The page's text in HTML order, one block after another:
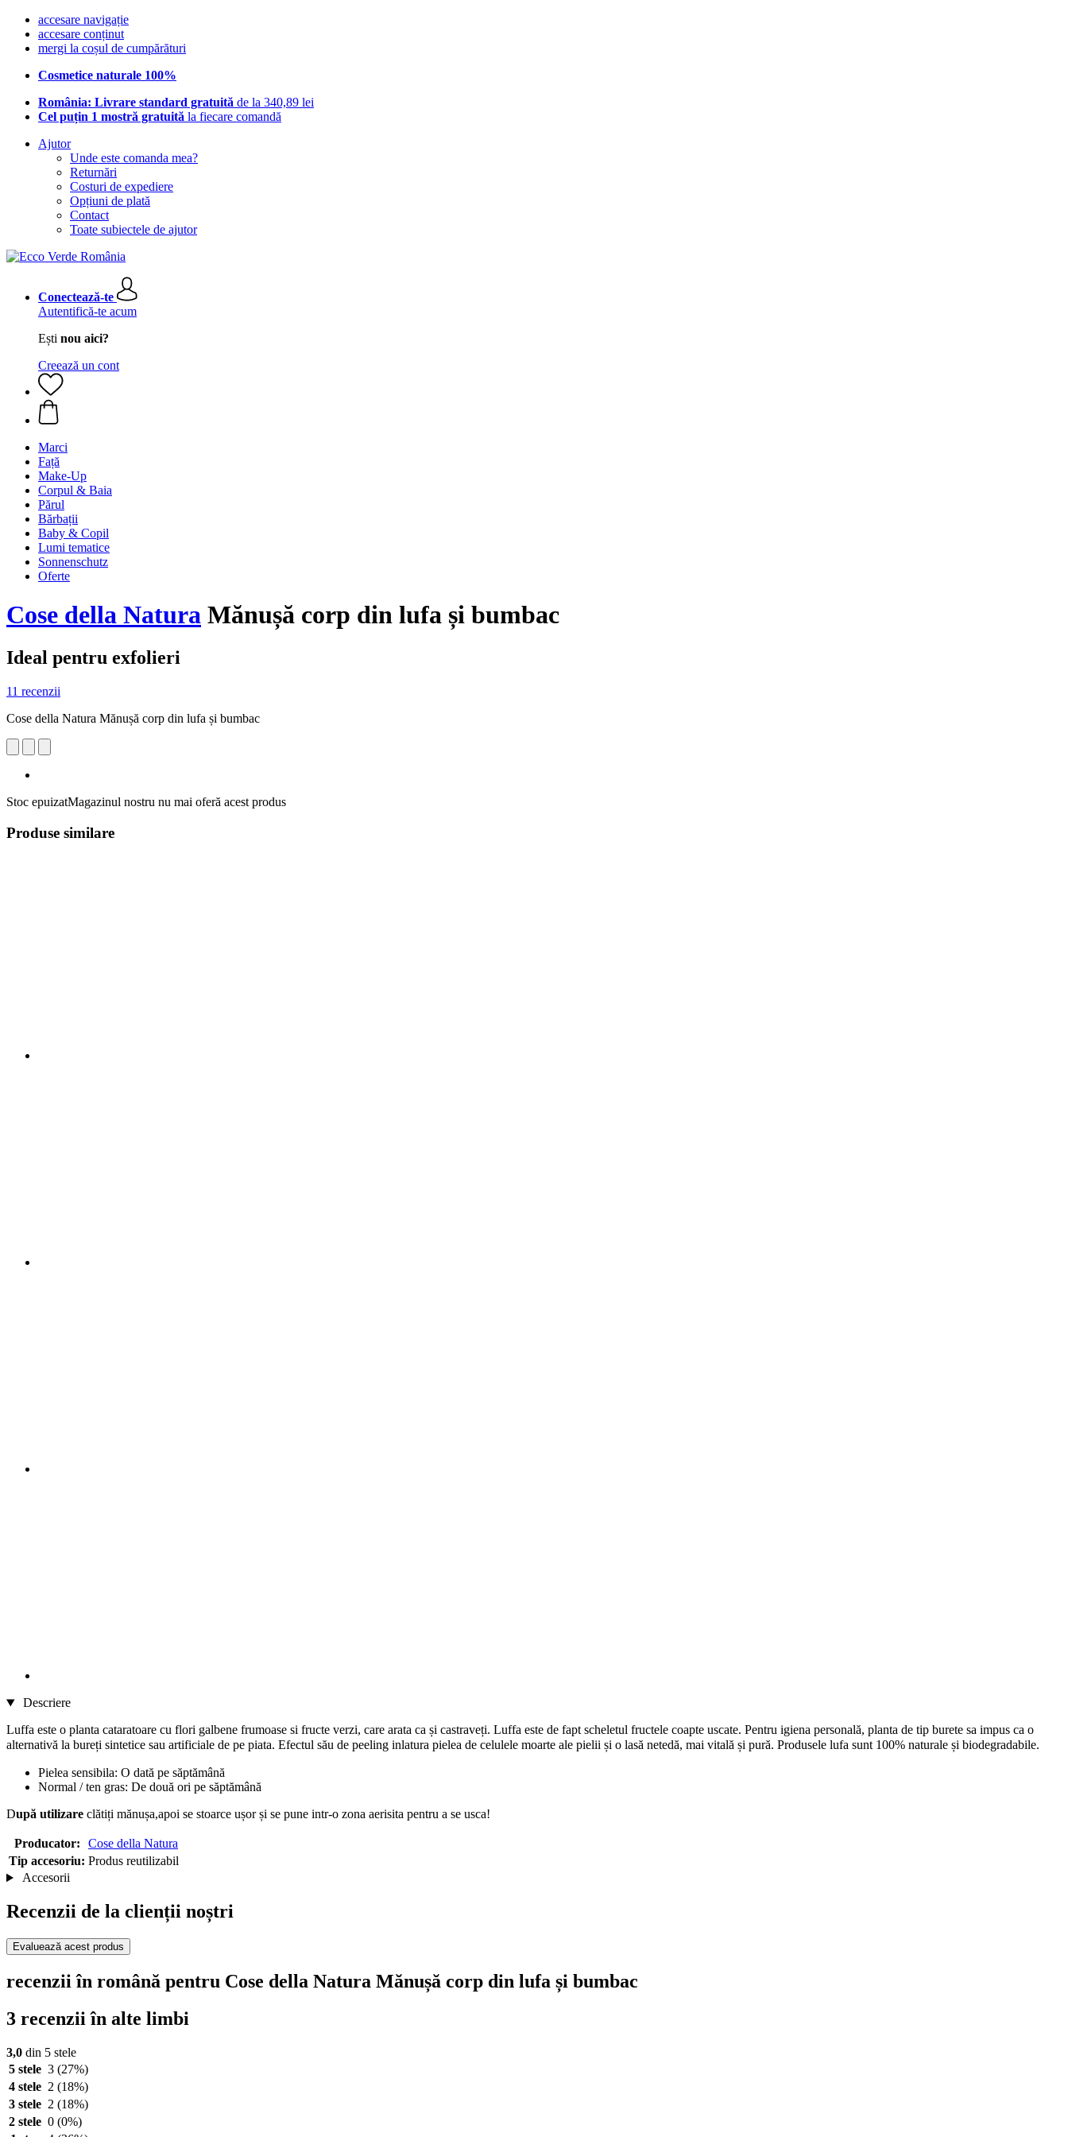
accesare navigație
accesare conținut
mergi la coșul de cumpărături
Cosmetice naturale 100%
România: Livrare standard gratuită de la 340,89 lei
Cel puțin 1 mostră gratuită la fiecare comandă
Ajutor
Unde este comanda mea?
Returnări
Costuri de expediere
Opțiuni de plată
Contact
Toate subiectele de ajutor
Conectează-te
Autentifică-te acum
Ești nou aici?
Creează un cont
Marci
Față
Make-Up
Corpul & Baia
Părul
Bărbații
Baby & Copil
Lumi tematice
Sonnenschutz
Oferte
Cose della Natura Mănușă corp din lufa și bumbac
Ideal pentru exfolieri
11 recenzii
Cose della Natura Mănușă corp din lufa și bumbac
Stoc epuizatMagazinul nostru nu mai oferă acest produs
Produse similare
Descriere
Luffa este o planta cataratoare cu flori galbene frumoase si fructe verzi, care arata ca și castraveți. Luffa este de fapt scheletul fructele coapte uscate. Pentru igiena personală, planta de tip burete sa impus ca o
alternativă la bureți sintetice sau artificiale de pe piata. Efectul său de peeling inlatura pielea de celulele moarte ale pielii și o lasă netedă, mai vitală și pură. Produsele lufa sunt 100% naturale și biodegradabile.
Pielea sensibila: O dată pe săptămână
Normal / ten gras: De două ori pe săptămână
După utilizare clătiți mănușa,apoi se stoarce ușor și se pune intr-o zona aerisita pentru a se usca!
Producator:
Cose della Natura
Tip accesoriu: Produs reutilizabil
Accesorii
Recenzii de la clienții noștri
Evaluează acest produs
recenzii în română pentru Cose della Natura Mănușă corp din lufa și bumbac
3 recenzii în alte limbi
3,0 din 5 stele
5 stele 3 (27%)
4 stele 2 (18%)
3 stele 2 (18%)
2 stele 0 (0%)